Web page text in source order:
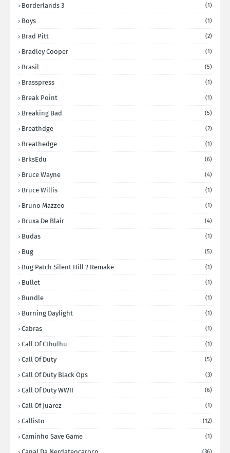
Borderlands 3 (1)
Boys (1)
Brad Pitt (2)
Bradley Cooper (1)
Brasil (5)
Brasspress (1)
Break Point (1)
Breaking Bad (5)
Breathdge (2)
Breathedge (1)
BrksEdu (6)
Bruce Wayne (4)
Bruce Willis (1)
Bruno Mazzeo (1)
Bruxa De Blair (4)
Budas (1)
Bug (5)
Bug Patch Silent Hill 2 Remake (1)
Bullet (1)
Bundle (1)
Burning Daylight (1)
Cabras (1)
Call Of Cthulhu (1)
Call Of Duty (5)
Call Of Duty Black Ops (3)
Call Of Duty WWII (6)
Call Of Juarez (1)
Callisto (12)
Caminho Save Game (1)